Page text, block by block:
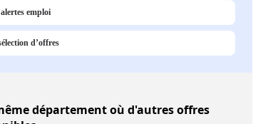
emploi
d’offres
département où d'autres offres